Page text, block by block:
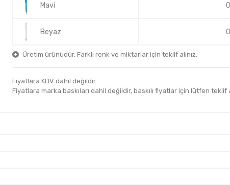
Mavi 0
Beyaz 0
Üretim ürünüdür. Farklı renk ve miktarlar için teklif alınız.
Fiyatlara KDV dahil değildir.
Fiyatlara marka baskıları dahil değildir, baskılı fiyatlar için lütfen teklif